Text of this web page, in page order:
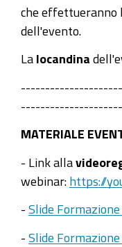
che effettueranno
dell'evento.
La locandina
MATERIALE
- Link alla
webinar: https://
- Slide Formazione
- Slide Formazione